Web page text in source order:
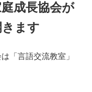
成長協会が
きます
「言語交流教室」